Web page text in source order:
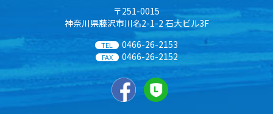
〒251-0015
神奈川県藤沢市川名2-1-2 石大ビル3F
TEL 0466-26-2153
FAX 0466-26-2152